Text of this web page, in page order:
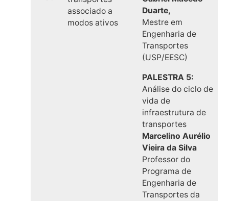
Duarte,
Mestre em
Engenharia de
Transportes
(USP/EESC)
PALESTRA 5:
Análise do ciclo de
vida de
infraestrutura de
transportes
Marcelino Aurélio
Vieira da Silva
Professor do
Programa de
Engenharia de
Transportes da
associado a
modos ativos